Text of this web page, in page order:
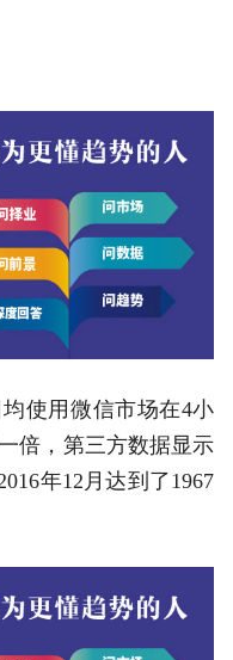
使用微信市场在4小
倍，第三方数据显示
年12月达到了1967